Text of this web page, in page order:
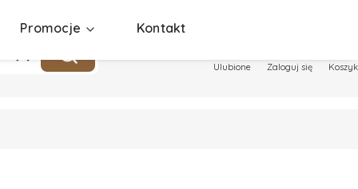
WyczyśćSzukaj Ulubione Zaloguj się Koszyk
Promocje Kontakt